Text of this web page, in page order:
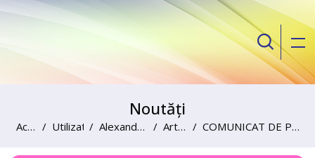
Noutăți
Acasă Utilizatori Alexandru Palii Articole COMUNICAT DE PRESA CU PRIVIRE LA ORGANIZAREA WEBINARULUI CU TEMA „PROCESUL ADMINISTRATIV ÎN DOMENIUL ADMINISTRĂRII PROPRIETĂȚII UAT”